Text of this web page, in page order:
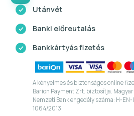
Utánvét
Banki előreutalás
Bankkártyás fizetés
A kényelmes és biztonságos online
Barion Payment Zrt. biztosítja. Magyar
Nemzeti Bank engedély száma: H-EN-
1064/2013